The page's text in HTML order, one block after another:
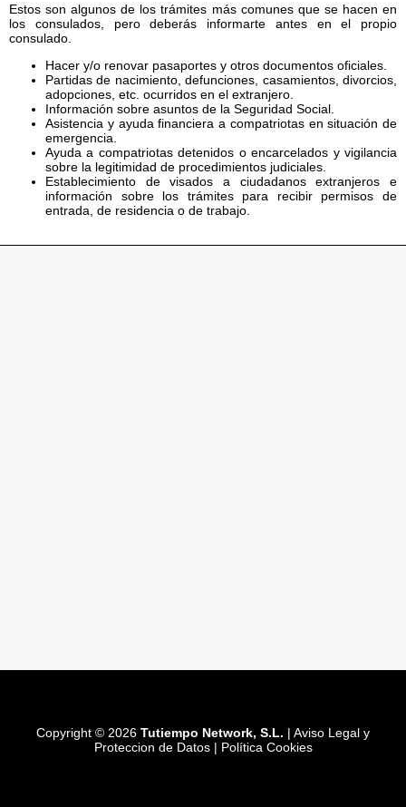
Estos son algunos de los trámites más comunes que se hacen en
los consulados, pero deberás informarte antes en el propio
consulado.
Hacer y/o renovar pasaportes y otros documentos oficiales.
Partidas de nacimiento, defunciones, casamientos, divorcios,
adopciones, etc. ocurridos en el extranjero.
Información sobre asuntos de la Seguridad Social.
Asistencia y ayuda financiera a compatriotas en situación de
emergencia.
Ayuda a compatriotas detenidos o encarcelados y vigilancia
sobre la legitimidad de procedimientos judiciales.
Establecimiento de visados a ciudadanos extranjeros e
información sobre los trámites para recibir permisos de
entrada, de residencia o de trabajo.
Copyright © 2026 Tutiempo Network, S.L. | Aviso Legal y
Proteccion de Datos| Política Cookies